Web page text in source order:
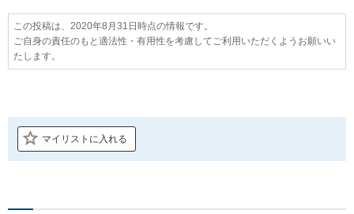
この投稿は、2020年8月31日時点の情報です。
ご自身の責任のもと適法性・有用性を考慮してご利用いただくようお願いい
たします。
マイリストに入れる